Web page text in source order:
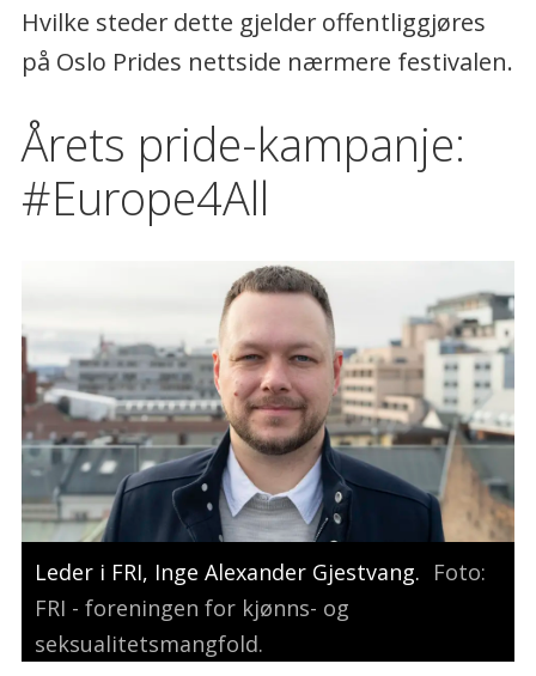
Hvilke steder dette gjelder offentliggjøres
på Oslo Prides nettside nærmere festivalen.
Årets pride-kampanje:
#Europe4All
Leder i FRI, Inge Alexander Gjestvang. Foto:
FRI - foreningen for kjønns- og
seksualitetsmangfold.